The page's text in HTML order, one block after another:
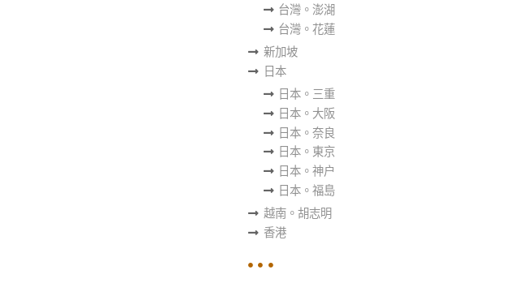
台灣。澎湖
台灣。花蓮
新加坡
日本
日本。三重
日本。大阪
日本。奈良
日本。東京
日本。神户
日本。福島
越南。胡志明
香港